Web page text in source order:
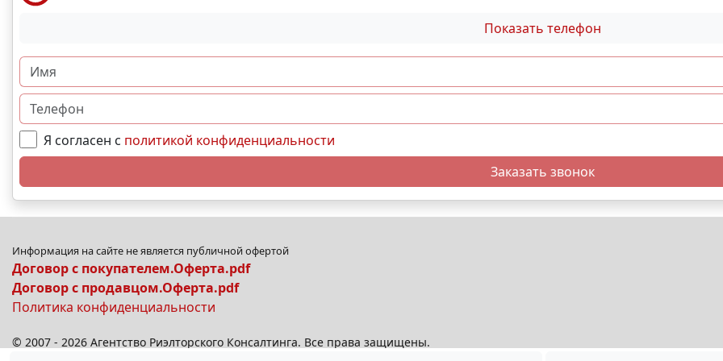
Показать телефон
Я согласен с политикой конфиденциальности
Заказать звонок
Информация на сайте не является публичной офертой
Договор с покупателем.Оферта.pdf
Договор с продавцом.Оферта.pdf
Политика конфиденциальности
© 2007 - 2026 Агентство Риэлторского Консалтинга. Все права защищены.